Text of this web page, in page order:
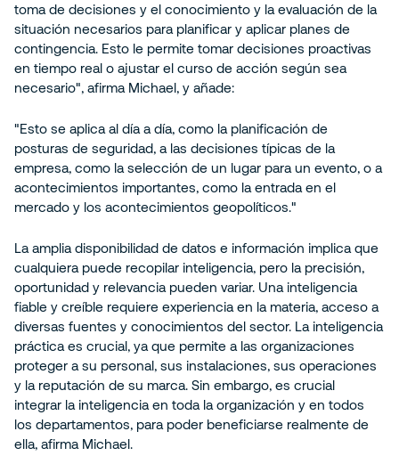
toma de decisiones y el conocimiento y la evaluación de la
situación necesarios para planificar y aplicar planes de
contingencia. Esto le permite tomar decisiones proactivas
en tiempo real o ajustar el curso de acción según sea
necesario", afirma Michael, y añade:
"Esto se aplica al día a día, como la planificación de
posturas de seguridad, a las decisiones típicas de la
empresa, como la selección de un lugar para un evento, o a
acontecimientos importantes, como la entrada en el
mercado y los acontecimientos geopolíticos."
La amplia disponibilidad de datos e información implica que
cualquiera puede recopilar inteligencia, pero la precisión,
oportunidad y relevancia pueden variar. Una inteligencia
fiable y creíble requiere experiencia en la materia, acceso a
diversas fuentes y conocimientos del sector. La inteligencia
práctica es crucial, ya que permite a las organizaciones
proteger a su personal, sus instalaciones, sus operaciones
y la reputación de su marca. Sin embargo, es crucial
integrar la inteligencia en toda la organización y en todos
los departamentos, para poder beneficiarse realmente de
ella, afirma Michael.